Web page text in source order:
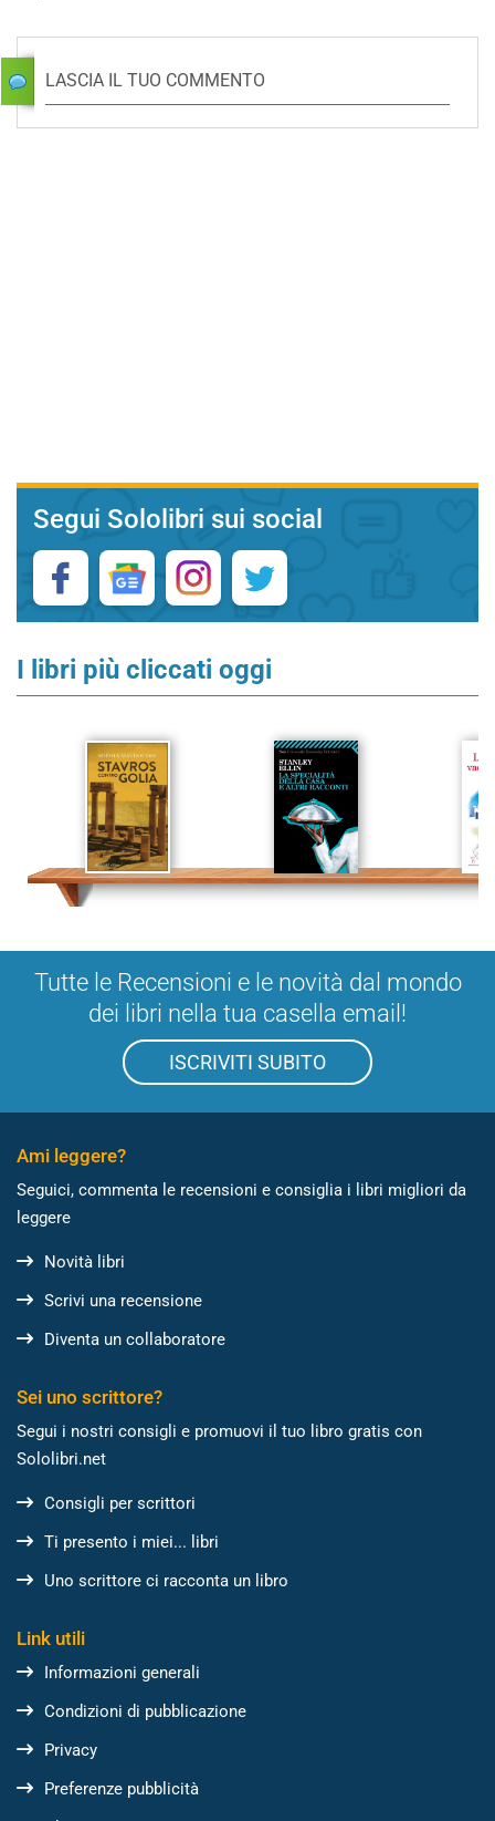
LASCIA IL TUO COMMENTO
Segui Sololibri sui social
I libri più cliccati oggi
Tutte le Recensioni e le novità dal mondo
dei libri nella tua casella email!
ISCRIVITI SUBITO
Ami leggere?
Seguici, commenta le recensioni e consiglia i libri migliori da
leggere
Novità libri
Scrivi una recensione
Diventa un collaboratore
Sei uno scrittore?
Segui i nostri consigli e promuovi il tuo libro gratis con
Sololibri.net
Consigli per scrittori
Ti presento i miei... libri
Uno scrittore ci racconta un libro
Link utili
Informazioni generali
Condizioni di pubblicazione
Privacy
Preferenze pubblicità